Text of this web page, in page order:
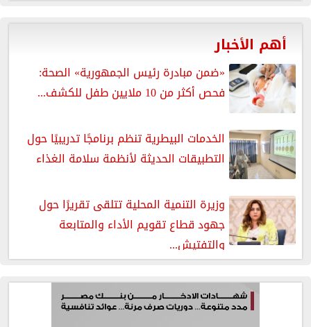
أهم الأخبار
«ضمن مبادرة رئيس الجمهورية» الصحة:
فحص أكثر من 10 ملايين طفل للكشف...
الخدمات البيطرية تنظم برنامجًا تدريبيًا حول
التطبيقات الحديثة لأنظمة سلامة الغذاء
وزيرة التنمية المحلية تتلقى تقريرًا حول
جهود قطاع تقويم الأداء والمتابعة
والتفتيش...